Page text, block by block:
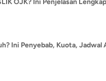
Ini Penyebab, Kuota, Jadwal